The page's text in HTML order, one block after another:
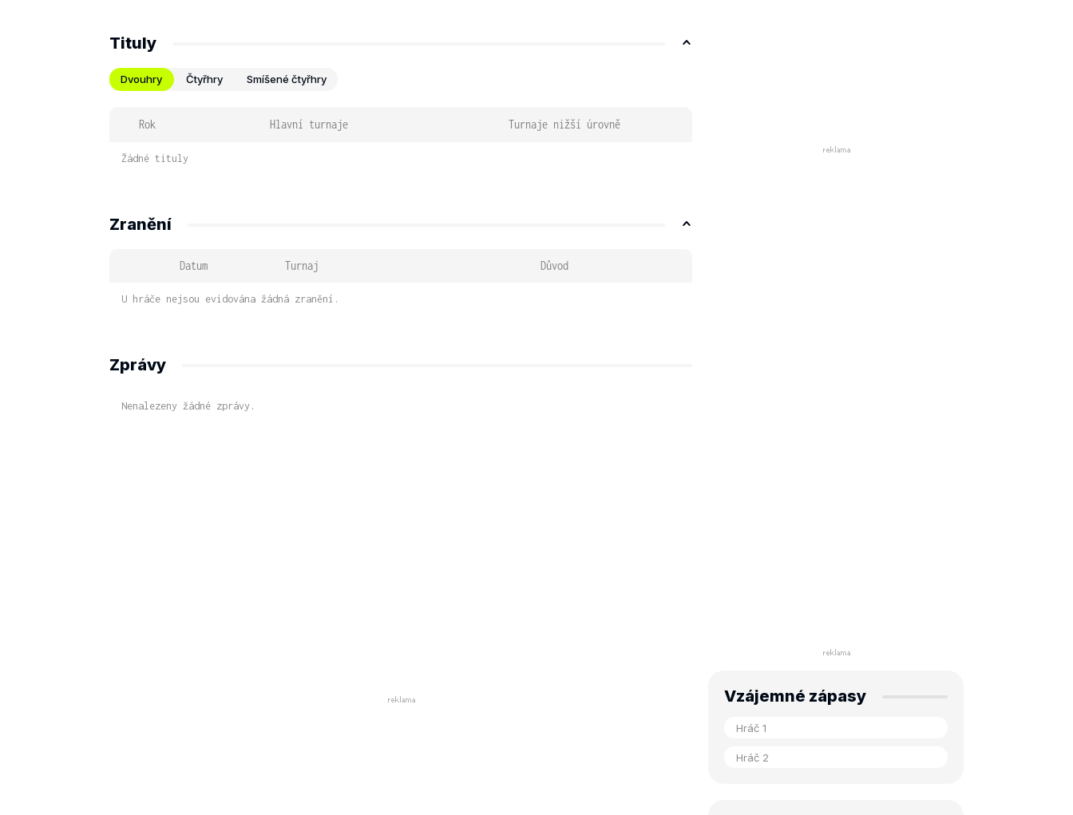
Tituly
Dvouhry Čtyřhry Smíšené čtyřhry
Rok Hlavní turnaje Turnaje nižší úrovně
Žádné tituly
Zranění
Datum Turnaj Důvod
U hráče nejsou evidována žádná zranění.
Zprávy
Nenalezeny žádné zprávy.
Vzájemné zápasy